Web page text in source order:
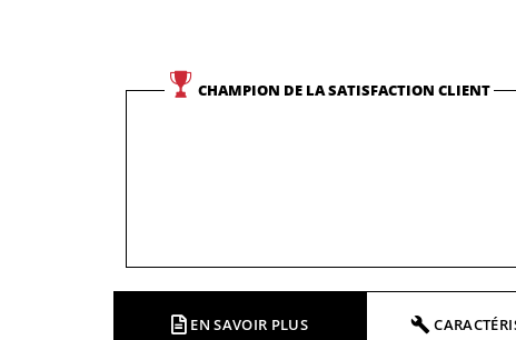
CHAMPION DE LA SATISFACTION CLIENT
EN SAVOIR PLUS